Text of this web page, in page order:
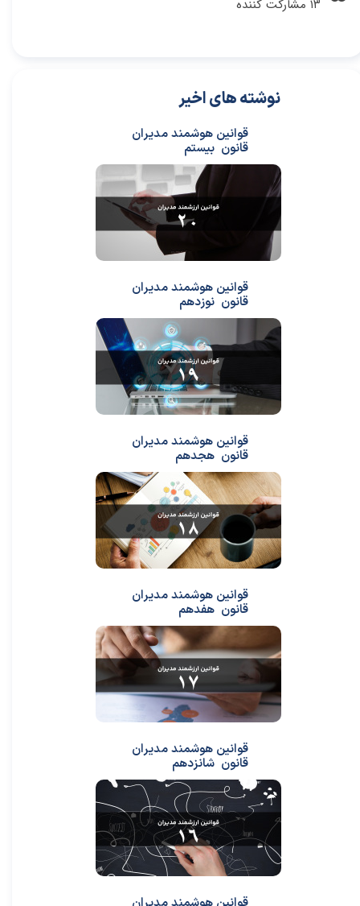
۱۳ مشارکت کننده
قوانین هوشمند مدیران
قانون بیستم
قوانین هوشمند مدیران
قانون نوزدهم
قوانین هوشمند مدیران
قانون هجدهم
قوانین هوشمند مدیران
قانون هفدهم
قوانین هوشمند مدیران
قانون شانزدهم
نوشته های اخیر